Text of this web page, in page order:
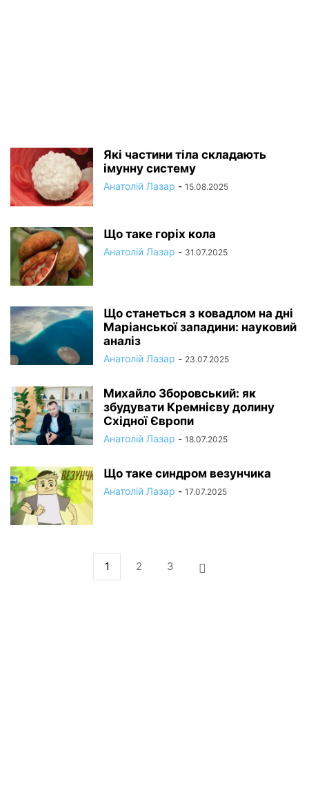
Які частини тіла складають
імунну систему
Анатолій Лазар - 15.08.2025
Що таке горіх кола
Анатолій Лазар - 31.07.2025
Що станеться з ковадлом на дні
Маріанської западини: науковий
аналіз
Анатолій Лазар - 23.07.2025
Михайло Зборовський: як
збудувати Кремнієву долину
Східної Європи
Анатолій Лазар - 18.07.2025
Що таке синдром везунчика
Анатолій Лазар - 17.07.2025
1 2 3